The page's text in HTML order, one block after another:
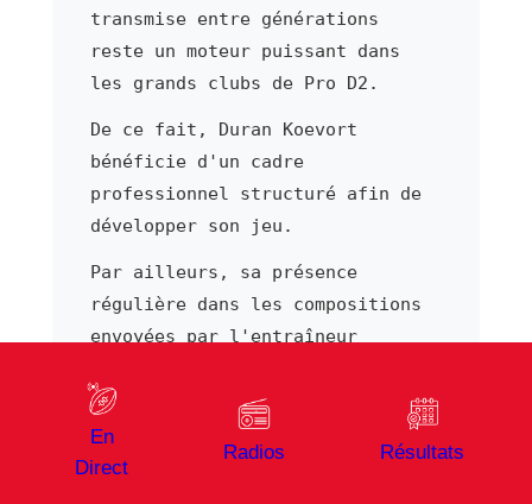
transmise entre générations
reste un moteur puissant dans
les grands clubs de Pro D2.
De ce fait, Duran Koevort
bénéficie d'un cadre
professionnel structuré afin de
développer son jeu.
Par ailleurs, sa présence
régulière dans les compositions
envoyées par l'entraîneur
à Duran Koevort par le staff
technique.
En
Direct
Radios Résultats